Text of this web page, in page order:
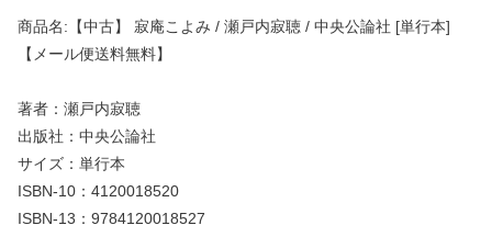
商品名:【中古】 寂庵こよみ / 瀬戸内寂聴 / 中央公論社 [単行本]
【メール便送料無料】
著者：瀬戸内寂聴
出版社：中央公論社
サイズ：単行本
ISBN-10：4120018520
ISBN-13：9784120018527